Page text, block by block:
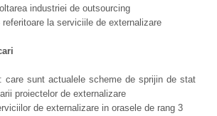
industriei de outsourcing
referitoare la serviciile de externalizare
care sunt actualele scheme de sprijin de stat
proiectelor de externalizare
de externalizare in orasele de rang 3